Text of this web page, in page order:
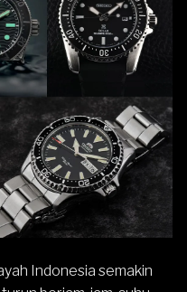
Indonesia semakin